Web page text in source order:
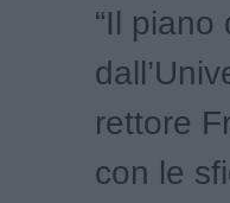
“Il
rettore
con le